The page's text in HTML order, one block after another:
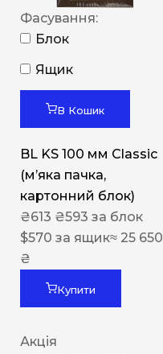
Фасування:
Блок
Ящик
В Кошик
BL KS 100 мм Classic
(м’яка пачка,
картонний блок)
₴613 ₴593 за блок
$570 за ящик≈ 25 650
₴
Купити
Акція